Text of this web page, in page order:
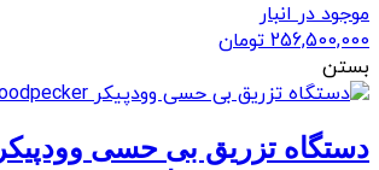
موجود در انبار
256,500,000 تومان
بستن
دستگاه تزریق بی حسی وودپیکر